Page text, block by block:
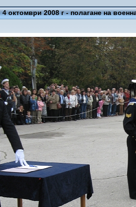
4 октомври 2008 г - полагане на